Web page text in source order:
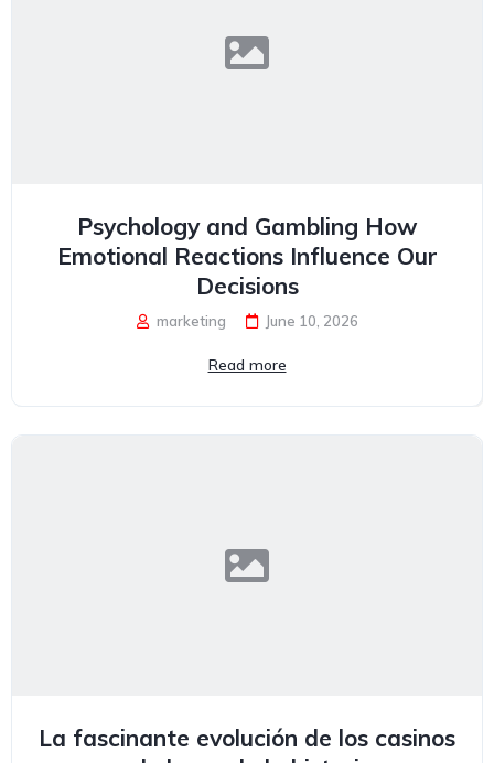
Psychology and Gambling How
Emotional Reactions Influence Our
Decisions
marketing June 10, 2026
Read more
La fascinante evolución de los casinos